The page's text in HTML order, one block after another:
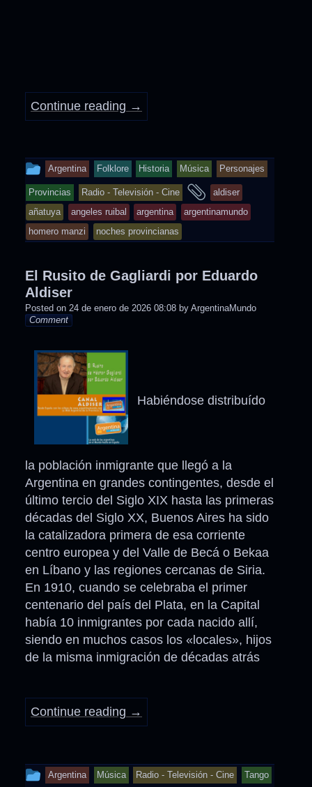
Continue reading →
This
entry
was
posted
in
Argentina Folklore Historia Música Personajes
Provincias Radio - Televisión - Cine
and
tagged
aldiser
añatuya
angeles ruibal argentina
argentinamundo
homero manzi
noches provincianas
El Rusito de Gagliardi por Eduardo
Aldiser
Posted on 24 de enero de 2026 08:08 by ArgentinaMundo
Comment
Habiéndose distribuído
la población inmigrante que llegó a la
Argentina en grandes contingentes, desde el
último tercio del Siglo XIX hasta las primeras
décadas del Siglo XX, Buenos Aires ha sido
la catalizadora primera de esa corriente
centro europea y del Valle de Becá o Bekaa
en Líbano y las regiones cercanas de Siria.
En 1910, cuando se celebraba el primer
centenario del país del Plata, en la Capital
había 10 inmigrantes por cada nacido allí,
siendo en muchos casos los «locales», hijos
de la misma inmigración de décadas atrás
Continue reading →
This
Argentina Música Radio - Televisión - Cine Tango